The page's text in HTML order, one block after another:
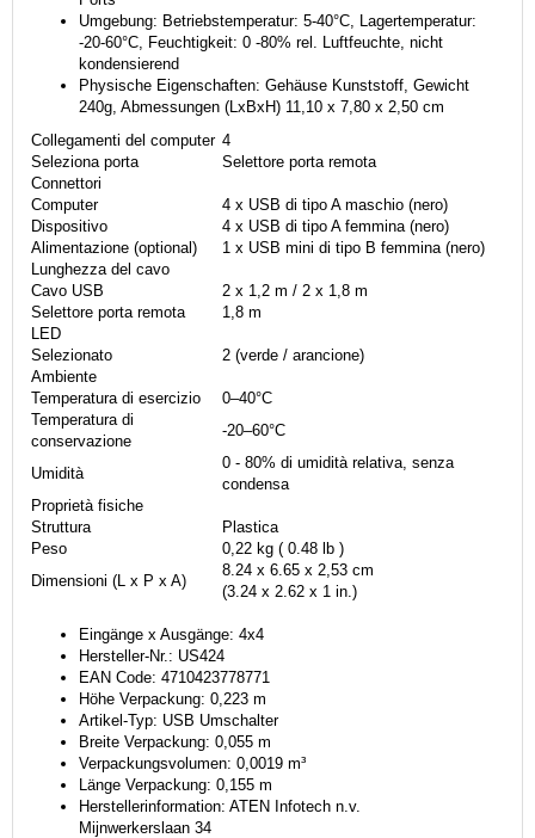
Umgebung: Betriebstemperatur: 5-40°C, Lagertemperatur:
-20-60°C, Feuchtigkeit: 0 -80% rel. Luftfeuchte, nicht
kondensierend
Physische Eigenschaften: Gehäuse Kunststoff, Gewicht
240g, Abmessungen (LxBxH) 11,10 x 7,80 x 2,50 cm
Collegamenti del computer 4
Seleziona porta
Selettore porta remota
Connettori
Computer
4 x USB di tipo A maschio (nero)
Dispositivo
4 x USB di tipo A femmina (nero)
Alimentazione (optional)
1 x USB mini di tipo B femmina (nero)
Lunghezza del cavo
Cavo USB
2 x 1,2 m / 2 x 1,8 m
Selettore porta remota
1,8 m
LED
Selezionato
2 (verde / arancione)
Ambiente
Temperatura di esercizio
0–40°C
Temperatura di
conservazione
-20–60°C
Umidità
0 - 80% di umidità relativa, senza
condensa
Proprietà fisiche
Struttura
Plastica
Peso
0,22 kg ( 0.48 lb )
Dimensioni (L x P x A)
8.24 x 6.65 x 2,53 cm
(3.24 x 2.62 x 1 in.)
Eingänge x Ausgänge: 4x4
Hersteller-Nr.: US424
EAN Code: 4710423778771
Höhe Verpackung: 0,223 m
Artikel-Typ: USB Umschalter
Breite Verpackung: 0,055 m
Verpackungsvolumen: 0,0019 m³
Länge Verpackung: 0,155 m
Herstellerinformation: ATEN Infotech n.v.
Mijnwerkerslaan 34